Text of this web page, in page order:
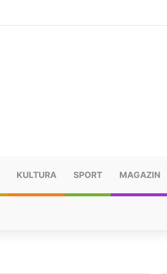
KULTURA SPORT MAGAZIN